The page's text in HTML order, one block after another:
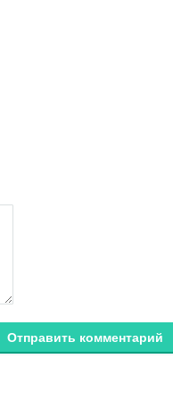
Отправить комментарий